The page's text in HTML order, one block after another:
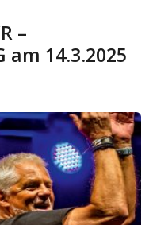
–
am 14.3.2025